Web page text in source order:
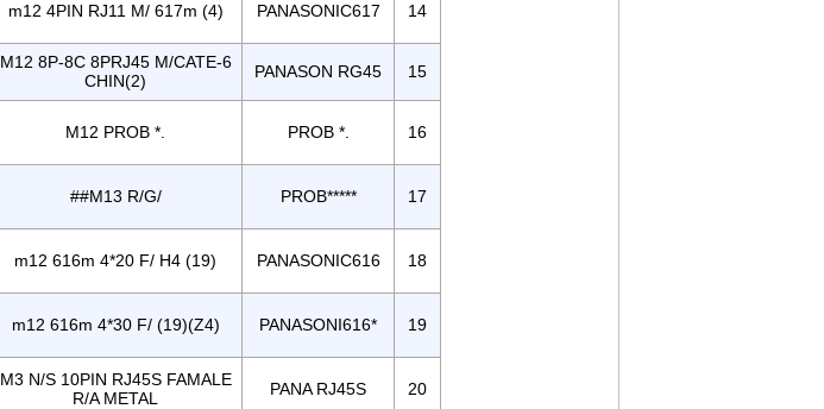
m12 4PIN RJ11 M/ 617m (4) PANASONIC617 14
M12 8P-8C 8PRJ45 M/CATE-6
CHIN(2)
PANASON RG45 15
M12 PROB *. PROB *. 16
##M13 R/G/ PROB***** 17
m12 616m 4*20 F/ H4 (19) PANASONIC616 18
m12 616m 4*30 F/ (19)(Z4) PANASONI616* 19
M3 N/S 10PIN RJ45S FAMALE
R/A METAL
PANA RJ45S 20